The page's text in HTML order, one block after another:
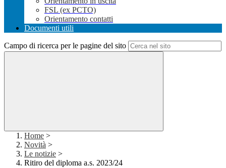
FSL (ex PCTO)
Orientamento contatti
Documenti utili
Campo di ricerca per le pagine del sito
Home >
Novità >
Le notizie >
Ritiro del diploma a.s. 2023/24